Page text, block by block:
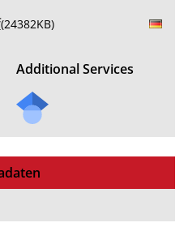
(24382KB)
Additional Services